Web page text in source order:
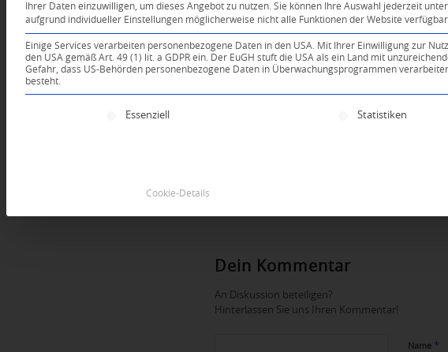
Dein Kommentar
An Diskussion beteiligen?
Hinterlassen Sie uns Ihren Kommentar!
Name *
Ihrer Daten einzuwilligen, um dieses Angebot zu nutzen. Sie können Ihre Auswahl jederzeit unter
aufgrund individueller Einstellungen möglicherweise nicht alle Funktionen der Website verfügbar
Einige Services verarbeiten personenbezogene Daten in den USA. Mit Ihrer Einwilligung zur
den USA gemäß Art. 49 (1) lit. a GDPR ein. Der EuGH stuft die USA als ein Land mit
Gefahr, dass US-Behörden personenbezogene Daten in Überwachungsprogrammen
besteht.
Es folgt eine Liste der Service-Gruppen, für die eine
Essenziell Statistiken
Cookie-Details